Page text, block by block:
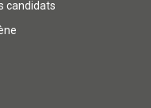
candidats